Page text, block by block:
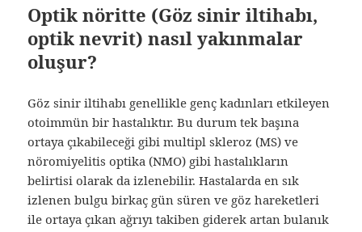
Optik nöritte (Göz sinir iltihabı,
optik nevrit) nasıl yakınmalar
oluşur?
Göz sinir iltihabı genellikle genç kadınları etkileyen
otoimmün bir hastalıktır. Bu durum tek başına
ortaya çıkabileceği gibi multipl skleroz (MS) ve
nöromiyelitis optika (NMO) gibi hastalıkların
belirtisi olarak da izlenebilir. Hastalarda en sık
izlenen bulgu birkaç gün süren ve göz hareketleri
ile ortaya çıkan ağrıyı takiben giderek artan bulanık